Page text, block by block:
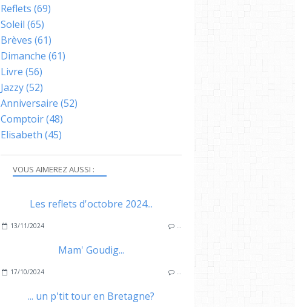
VOUS AIMEREZ AUSSI :
Les reflets d'octobre 2024...
13/11/2024 …
Mam' Goudig...
17/10/2024 …
... un p'tit tour en Bretagne?
Reflets (69)
Soleil (65)
Brèves (61)
Dimanche (61)
Livre (56)
Jazzy(52)
Anniversaire (52)
Comptoir(48)
Elisabeth (45)